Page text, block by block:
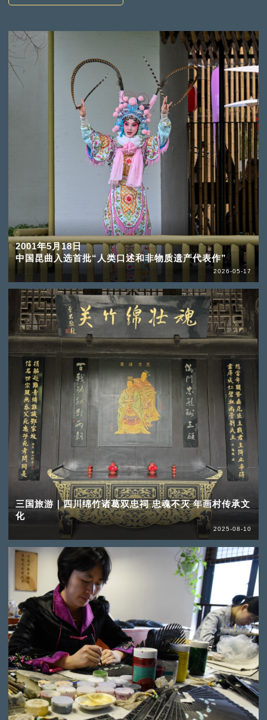
2001年5月18日
中国昆曲入选首批“人类口述和非物质遗产代表作”
2026-05-17
三国旅游｜四川绵竹诸葛双忠祠 忠魂不灭 年画村传承文
化
2025-08-10